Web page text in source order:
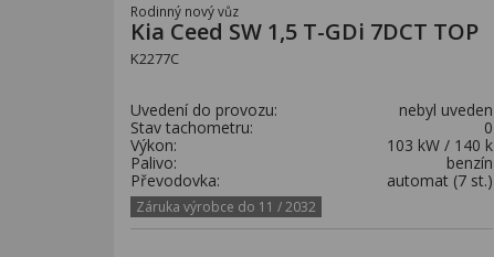
Rodinný nový vůz
Kia Ceed SW 1,5 T-GDi 7DCT TOP
K2277C
Uvedení do provozu:
nebyl uveden
Stav tachometru:
0
Výkon:
103 kW / 140 k
Palivo:
benzín
Převodovka:
automat (7 st.)
Záruka výrobce do 11 / 2032